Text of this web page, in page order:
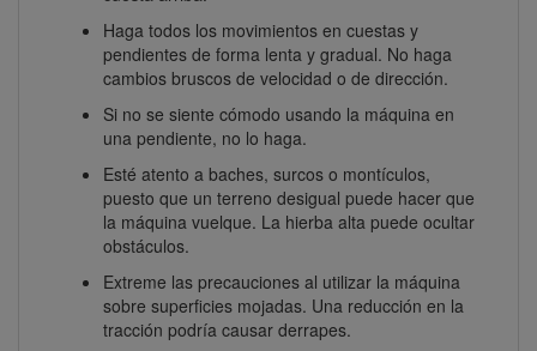
Haga todos los movimientos en cuestas y
pendientes de forma lenta y gradual. No haga
cambios bruscos de velocidad o de dirección.
Si no se siente cómodo usando la máquina en
una pendiente, no lo haga.
Esté atento a baches, surcos o montículos,
puesto que un terreno desigual puede hacer que
la máquina vuelque. La hierba alta puede ocultar
obstáculos.
Extreme las precauciones al utilizar la máquina
sobre superficies mojadas. Una reducción en la
tracción podría causar derrapes.